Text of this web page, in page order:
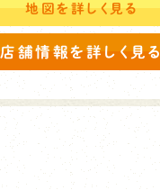
地図を詳しく見る
店舗情報を詳しく見る